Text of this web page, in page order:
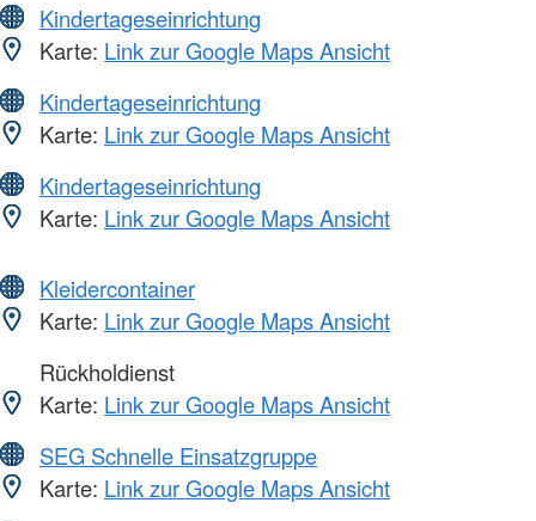
Kindertageseinrichtung
Karte: Link zur Google Maps Ansicht
Kindertageseinrichtung
Karte: Link zur Google Maps Ansicht
Kindertageseinrichtung
Karte: Link zur Google Maps Ansicht
Kleidercontainer
Karte: Link zur Google Maps Ansicht
Rückholdienst
Karte: Link zur Google Maps Ansicht
SEG Schnelle Einsatzgruppe
Karte: Link zur Google Maps Ansicht